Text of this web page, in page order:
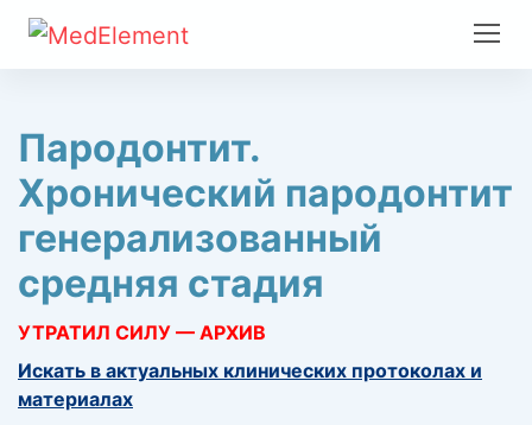
Пародонтит.
Хронический пародонтит
генерализованный
средняя стадия
УТРАТИЛ СИЛУ — АРХИВ
Искать в актуальных клинических протоколах и
материалах